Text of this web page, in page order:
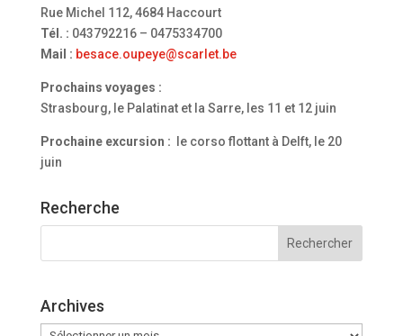
Rue Michel 112, 4684 Haccourt
Tél. : 043792216 – 0475334700
Mail : besace.oupeye@scarlet.be
Prochains voyages :
Strasbourg, le Palatinat et la Sarre, les 11 et 12 juin
Prochaine excursion : le corso flottant à Delft, le 20
juin
Recherche
Archives
Archives